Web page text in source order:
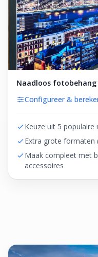
Naadloos fotobehang
Configureer &
Keuze uit 5
Extra grote formaten
Maak compleet met
accessoires